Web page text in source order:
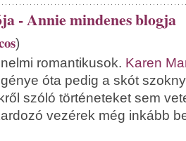
- Annie mindenes blogja
)
romantikusok. Karen
óta pedig a skót
szóló történeteket sem
vezérek még inkább